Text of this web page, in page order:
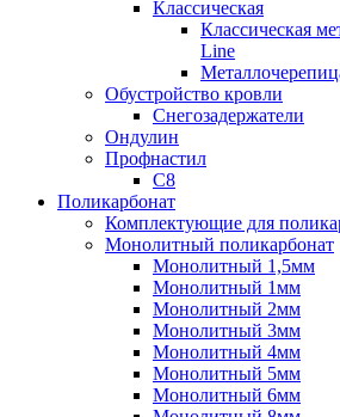
Классическая
Классическая
Line
Обустройство кровли
Снегозадержатели
Ондулин
Профнастил
С8
Поликарбонат
Комплектующие для
Монолитный поликарбонат
Монолитный 1,5мм
Монолитный 1мм
Монолитный 2мм
Монолитный 3мм
Монолитный 4мм
Монолитный 5мм
Монолитный 6мм